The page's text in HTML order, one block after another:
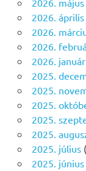
2026. május
2026. április
2026.
2026.
2026. január
2025.
2025.
2025.
2025.
2025.
2025. július
2025. június